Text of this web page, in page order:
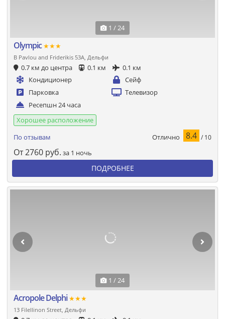
1 / 24
Olympic★★★
B Pavlou and Friderikis 53A, Дельфи
0.7 км до центра 0.1 км
0.1 км
Кондиционер
Сейф
Парковка
Телевизор
Ресепшн 24 часа
Хорошее расположение
По отзывам
Отлично 8.4 / 10
От2760 руб. за 1 ночь
ПОДРОБНЕЕ
1 / 24
Acropole Delphi★★★
13 Filellinon Street, Дельфи